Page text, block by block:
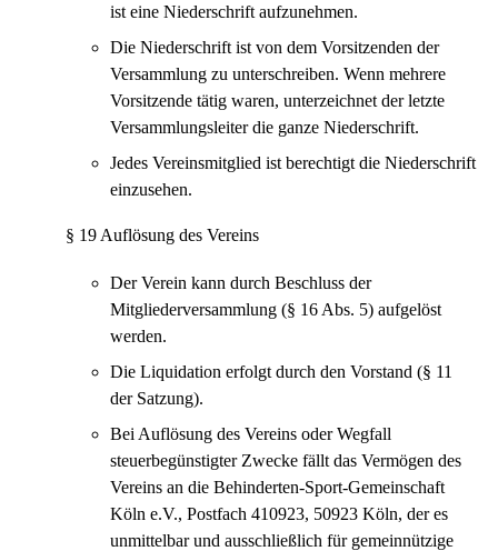
ist eine Niederschrift aufzunehmen.
Die Niederschrift ist von dem Vorsitzenden der
Versammlung zu unterschreiben. Wenn mehrere
Vorsitzende tätig waren, unterzeichnet der letzte
Versammlungsleiter die ganze Niederschrift.
Jedes Vereinsmitglied ist berechtigt die Niederschrift
einzusehen.
§ 19 Auflösung des Vereins
Der Verein kann durch Beschluss der
Mitgliederversammlung (§ 16 Abs. 5) aufgelöst
werden.
Die Liquidation erfolgt durch den Vorstand (§ 11
der Satzung).
Bei Auflösung des Vereins oder Wegfall
steuerbegünstigter Zwecke fällt das Vermögen des
Vereins an die Behinderten-Sport-Gemeinschaft
Köln e.V., Postfach 410923, 50923 Köln, der es
unmittelbar und ausschließlich für gemeinnützige